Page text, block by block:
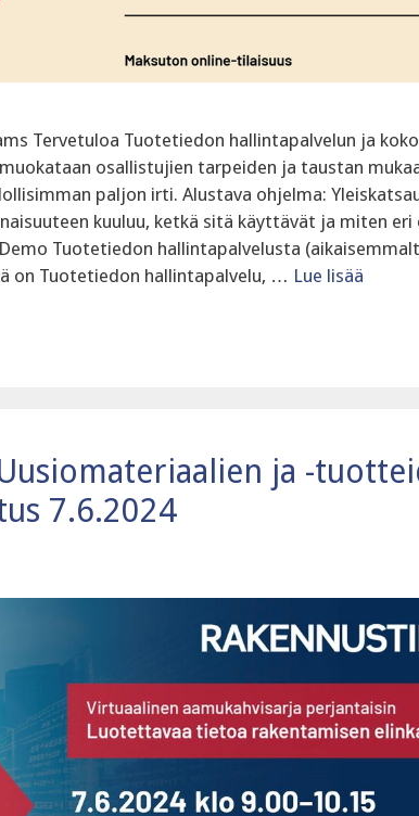
Tervetuloa Tuotetiedon hallintapalvelun ja
osallistujien tarpeiden ja taustan
paljon irti. ‍Alustava ohjelma:
kuuluu, ketkä sitä käyttävät ja miten eri
Tuotetiedon hallintapalvelusta
on Tuotetiedon hallintapalvelu, … Lue lisää
ja -
7.6.2024